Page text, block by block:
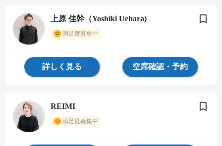
上原 佳幹（Yoshiki Uehara)
満足度募集中
詳しく見る 空席確認・予約
REIMI
満足度募集中